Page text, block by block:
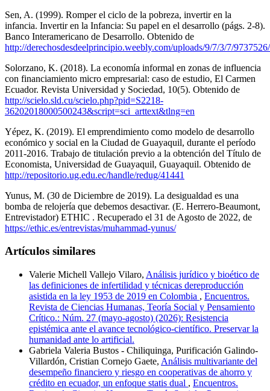
Sen, A. (1999). Romper el ciclo de la pobreza, invertir en la
infancia. Invertir en la Infancia: Su papel en el desarrollo (págs. 2-8).
Banco Interamericano de Desarrollo. Obtenido de
http://derechosdesdeelprincipio.weebly.com/uploads/9/7/3/7/
Solorzano, K. (2018). La economía informal en zonas de influencia
con financiamiento micro empresarial: caso de estudio, El Carmen
Ecuador. Revista Universidad y Sociedad, 10(5). Obtenido de
http://scielo.sld.cu/scielo.php?pid=S2218-
36202018000500243&script=sci_arttext&tlng=en
Yépez, K. (2019). El emprendimiento como modelo de desarrollo
económico y social en la Ciudad de Guayaquil, durante el período
2011-2016. Trabajo de titulación previo a la obtención del Título de
Economista, Universidad de Guayaquil, Guayaquil. Obtenido de
http://repositorio.ug.edu.ec/handle/redug/41441
Yunus, M. (30 de Diciembre de 2019). La desigualdad es una
bomba de relojería que debemos desactivar. (E. Herrero-Beaumont,
Entrevistador) ETHIC . Recuperado el 31 de Agosto de 2022, de
https://ethic.es/entrevistas/muhammad-yunus/
Artículos similares
Valerie Michell Vallejo Vilaro, Análisis jurídico y bioético de
las definiciones de infertilidad y técnicas dereproducción
asistida en la ley 1953 de 2019 en Colombia , Encuentros.
Revista de Ciencias Humanas, Teoría Social y Pensamiento
Crítico.: Núm. 27 (mayo-agosto) (2026): Resistencia
epistémica ante el avance tecnológico-científico. Preservar la
humanidad ante lo artificial.
Gabriela Valeria Bustos - Chiliquinga, Purificación Galindo-
Villardón, Cristian Cornejo Gaete, Análisis multivariante del
desempeño financiero y riesgo en cooperativas de ahorro y
crédito en ecuador, un enfoque statis dual , Encuentros.